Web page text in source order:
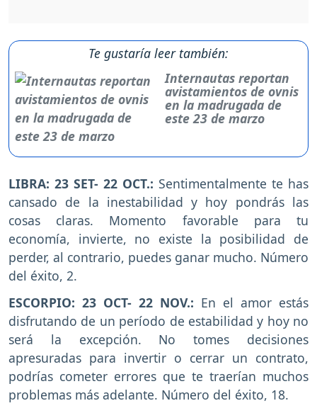
Te gustaría leer también:
Internautas reportan
avistamientos de ovnis
en la madrugada de
este 23 de marzo
LIBRA: 23 SET- 22 OCT.: Sentimentalmente te has
cansado de la inestabilidad y hoy pondrás las
cosas claras. Momento favorable para tu
economía, invierte, no existe la posibilidad de
perder, al contrario, puedes ganar mucho. Número
del éxito, 2.
ESCORPIO: 23 OCT- 22 NOV.: En el amor estás
disfrutando de un período de estabilidad y hoy no
será la excepción. No tomes decisiones
apresuradas para invertir o cerrar un contrato,
podrías cometer errores que te traerían muchos
problemas más adelante. Número del éxito, 18.